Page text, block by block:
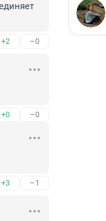
+2 –0
+0 –0
+3 –1